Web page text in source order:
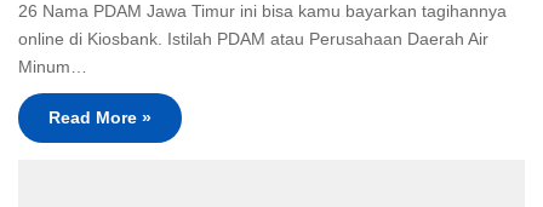
26 Nama PDAM Jawa Timur ini bisa kamu bayarkan tagihannya
online di Kiosbank. Istilah PDAM atau Perusahaan Daerah Air
Minum…
Read More »